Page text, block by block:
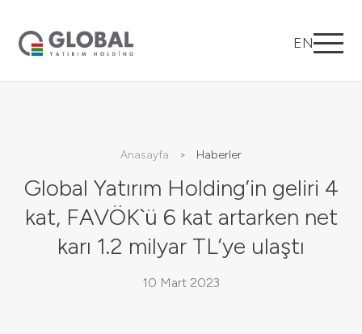
EN
Anasayfa Haberler
Global Yatırım Holding’in geliri 4
kat, FAVÖK`ü 6 kat artarken net
karı 1.2 milyar TL’ye ulaştı
10 Mart 2023